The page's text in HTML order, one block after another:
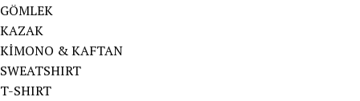
GÖMLEK
KAZAK
KİMONO & KAFTAN
SWEATSHIRT
T-SHIRT